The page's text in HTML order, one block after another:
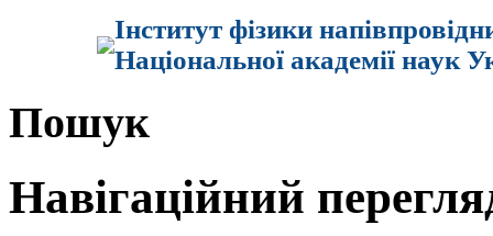
Інститут фізики
Національної академії наук
Пошук
Навігаційний